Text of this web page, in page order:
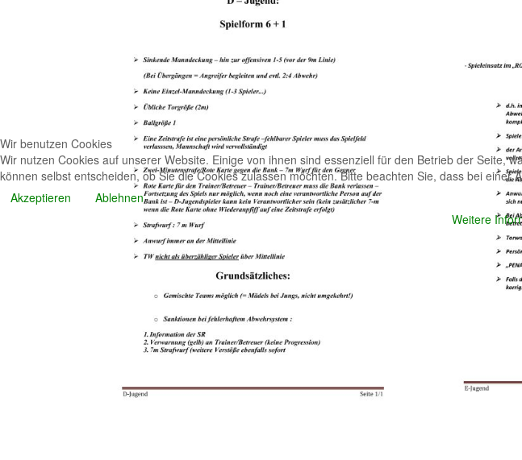
Wir benutzen Cookies
Wir nutzen Cookies auf unserer Website. Einige von ihnen sind essenziell für den Betrieb der Seite,
können selbst entscheiden, ob Sie die Cookies zulassen möchten. Bitte beachten Sie, dass bei
Akzeptieren
Ablehnen
Weitere